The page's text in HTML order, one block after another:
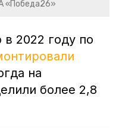
«Победа26»
в 2022 году по
на
более 2,8